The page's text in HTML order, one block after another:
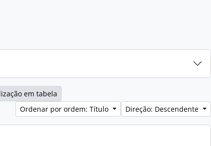
em tabela
Ordenar por ordem: Título
Direção: Descendente